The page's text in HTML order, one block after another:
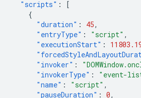
"scripts" :
[
{
"duration" : 45,
"entryType" : "script" ,
"executionStart" :
"invoker" :
"invokerType" : "event-
"name" : "script" ,
"pauseDuration" : 0,